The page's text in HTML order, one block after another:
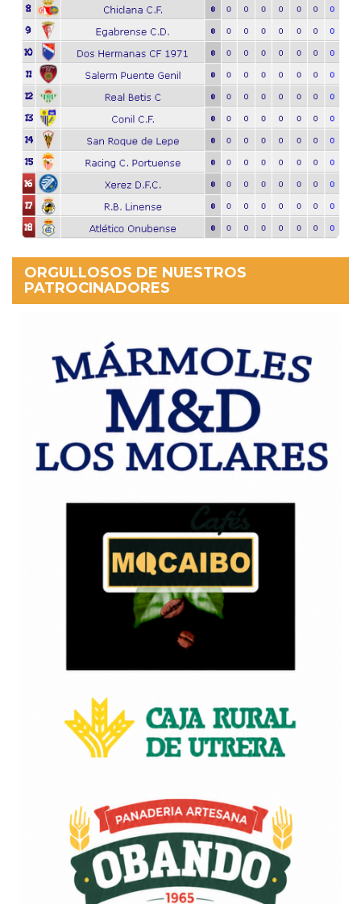
ORGULLOSOS DE NUESTROS
PATROCINADORES